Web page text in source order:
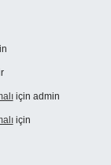
için admin
için